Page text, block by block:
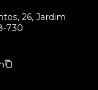
26, Jardim
730